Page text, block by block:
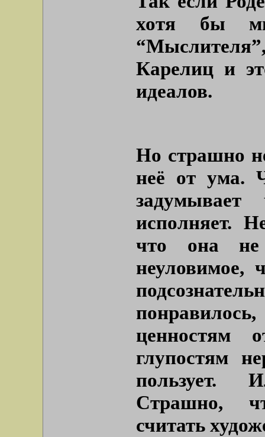
хотя бы
Карелиц и
идеалов.
Но страшно
неё от ума.
исполняет.
что она не
неуловимое,
ценностям
глупостям
пользует.
Страшно,
считать